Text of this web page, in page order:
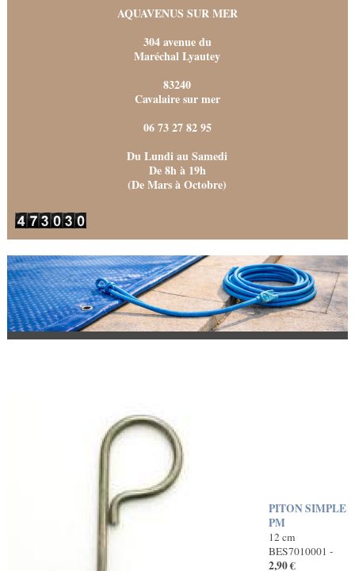
AQUAVENUS SUR MER
304 avenue du
Maréchal Lyautey
83240
Cavalaire sur mer
06 73 27 82 95
Du Lundi au Samedi
De 8h à 19h
(De Mars à Octobre)
PITON SIMPLE
PM
12 cm
BES7010001 -
2,90 €